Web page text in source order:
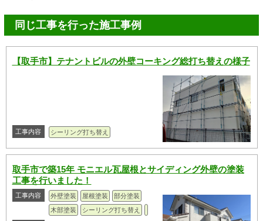
同じ工事を行った施工事例
【取手市】テナントビルの外壁コーキング総打ち替えの様子
工事内容 シーリング打ち替え
取手市で築15年 モニエル瓦屋根とサイディング外壁の塗装
工事を行いました！
工事内容 外壁塗装 屋根塗装
部分塗装
木部塗装
シーリング打ち替え